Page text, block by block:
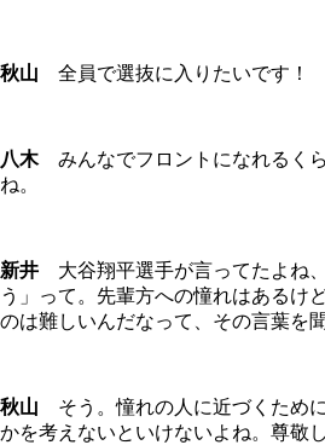
秋山 全員で選抜に入りたいです！
八木みんなでフロントになれるく
ね。
新井 大谷翔平選手が言ってたよね
う」って。先輩方への憧れはあるけ
のは難しいんだなって、その言葉を
秋山 そう。憧れの人に近づくため
かを考えないといけないよね。尊敬